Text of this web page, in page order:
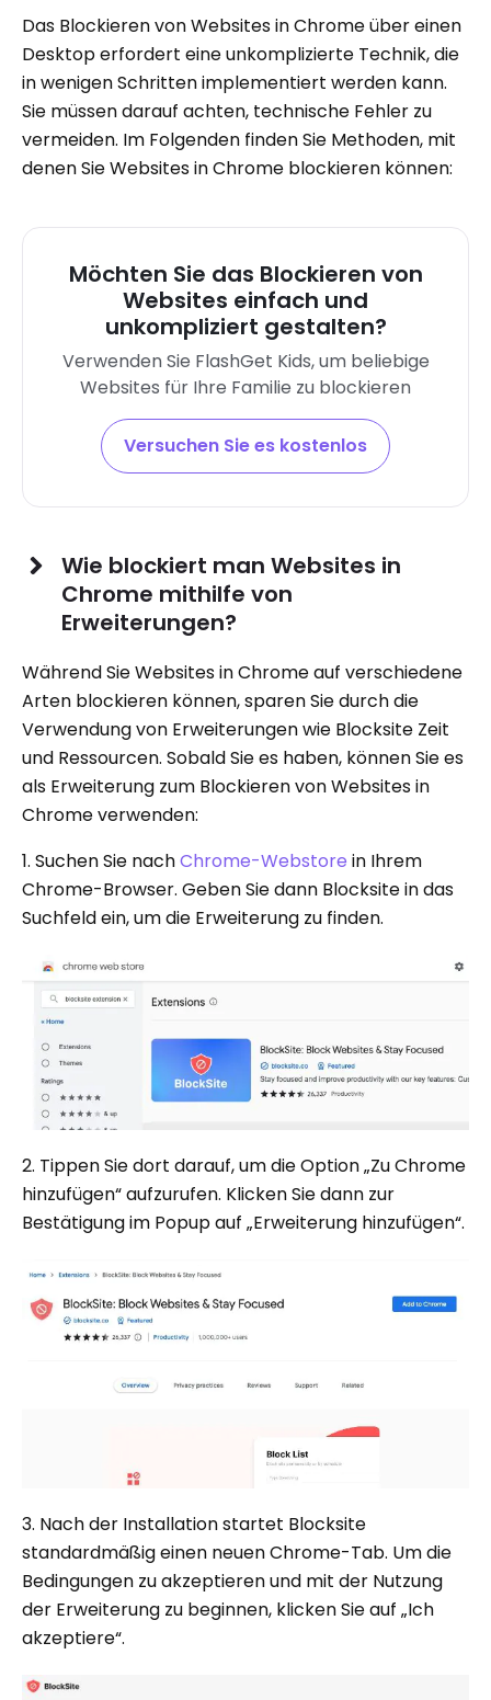
Das Blockieren von Websites in Chrome über einen
Desktop erfordert eine unkomplizierte Technik, die
in wenigen Schritten implementiert werden kann.
Sie müssen darauf achten, technische Fehler zu
vermeiden. Im Folgenden finden Sie Methoden, mit
denen Sie Websites in Chrome blockieren können:
Möchten Sie das Blockieren von
Websites einfach und
unkompliziert gestalten?
Verwenden Sie FlashGet Kids, um beliebige
Websites für Ihre Familie zu blockieren
Versuchen Sie es kostenlos
Wie blockiert man Websites in
Chrome mithilfe von
Erweiterungen?
Während Sie Websites in Chrome auf verschiedene
Arten blockieren können, sparen Sie durch die
Verwendung von Erweiterungen wie Blocksite Zeit
und Ressourcen. Sobald Sie es haben, können Sie es
als Erweiterung zum Blockieren von Websites in
Chrome verwenden:
1. Suchen Sie nachChrome-Webstore in Ihrem
Chrome-Browser. Geben Sie dann Blocksite in das
Suchfeld ein, um die Erweiterung zu finden.
2. Tippen Sie dort darauf, um die Option „Zu Chrome
hinzufügen“ aufzurufen. Klicken Sie dann zur
Bestätigung im Popup auf „Erweiterung hinzufügen“.
3. Nach der Installation startet Blocksite
standardmäßig einen neuen Chrome-Tab. Um die
Bedingungen zu akzeptieren und mit der Nutzung
der Erweiterung zu beginnen, klicken Sie auf „Ich
akzeptiere“.